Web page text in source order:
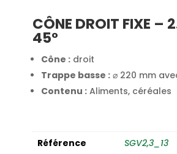
CÔNE DROIT FIXE
45°
Cône :droit
Trappe basse :⌀ 220 mm
Contenu :Aliments, céréales
Référence
SGV2,3_13